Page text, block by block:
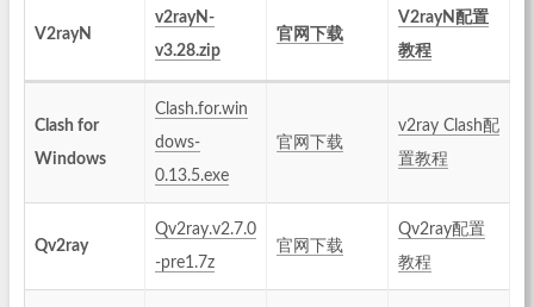
V2rayN
v2rayN-
v3.28.zip
官网下载
V2rayN配置
教程
Clash for
Windows
Clash.for.win
dows-
0.13.5.exe
官网下载
v2ray Clash配
置教程
Qv2ray
Qv2ray.v2.7.0
-pre1.7z
官网下载
Qv2ray配置
教程